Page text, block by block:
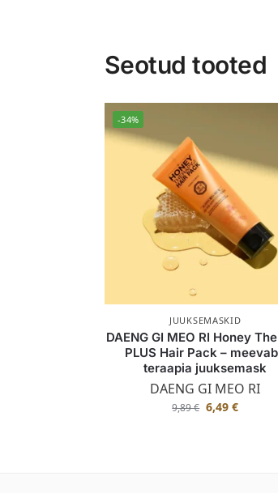
Seotud tooted
-34%
JUUKSEMASKID
DAENG GI MEO RI Honey
PLUS Hair Pack –
teraapia juuksemask
DAENG GI MEO RI
9,89€ 6,49€